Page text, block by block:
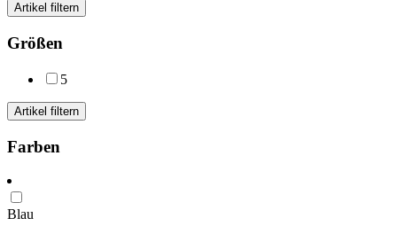
Artikel filtern
Größen
5
Artikel filtern
Farben
Blau